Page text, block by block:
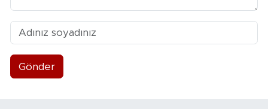
Gönder